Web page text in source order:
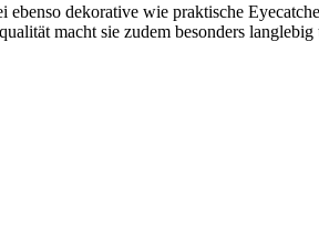
dekorative wie praktische
macht sie zudem besonders